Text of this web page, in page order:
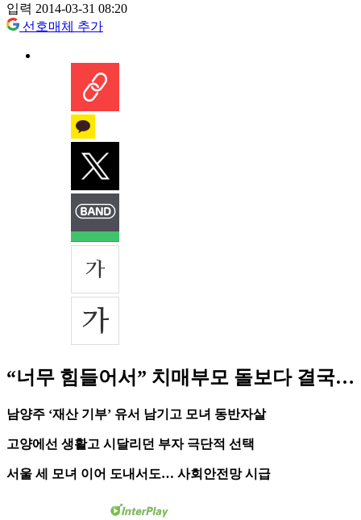
입력 2014-03-31 08:20
선호매체 추가
“너무 힘들어서” 치매부모 돌보다 결국…
남양주 ‘재산 기부’ 유서 남기고 모녀 동반자살
고양에선 생활고 시달리던 부자 극단적 선택
서울 세 모녀 이어 도내서도… 사회안전망 시급